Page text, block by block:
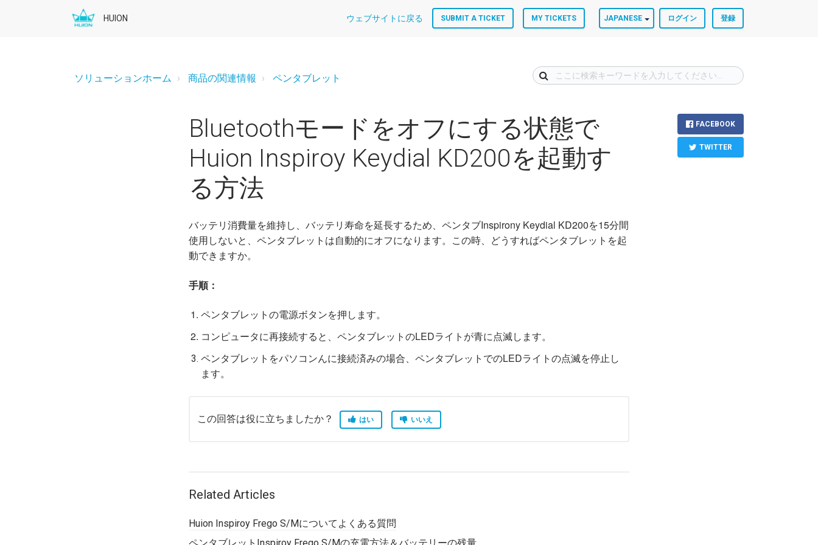
HUION ウェブサイトに戻る SUBMIT A TICKET MY TICKETS JAPANESE ログイン 登録
ソリューションホーム 商品の関連情報 ペンタブレット
Bluetoothモードをオフにする状態で
Huion Inspiroy Keydial KD200を起動す
る方法
バッテリ消費量を維持し、バッテリ寿命を延長するため、ペンタブInspirony Keydial KD200を15分間
使用しないと、ペンタブレットは自動的にオフになります。この時、どうすればペンタブレットを起
動できますか。
手順：
ペンタブレットの電源ボタンを押します。
コンピュータに再接続すると、ペンタブレットのLEDライトが青に点滅します。
ペンタブレットをパソコンんに接続済みの場合、ペンタブレットでのLEDライトの点滅を停止し
ます。
FACEBOOK
TWITTER
この回答は役に立ちましたか？ はい いいえ
Related Articles
Huion Inspiroy Frego S/Mについてよくある質問